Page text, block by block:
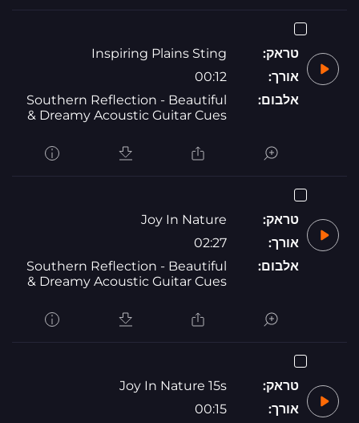
טראק:
Inspiring Plains Sting
אורך:
00:12
אלבום:
Southern Reflection - Beautiful
& Dreamy Acoustic Guitar Cues
טראק:
Joy In Nature
אורך:
02:27
אלבום:
Southern Reflection - Beautiful
& Dreamy Acoustic Guitar Cues
טראק:
Joy In Nature 15s
אורך:
00:15